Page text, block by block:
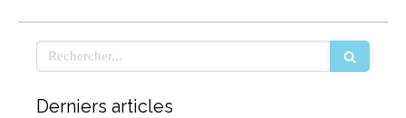
Rechercher
Derniers articles